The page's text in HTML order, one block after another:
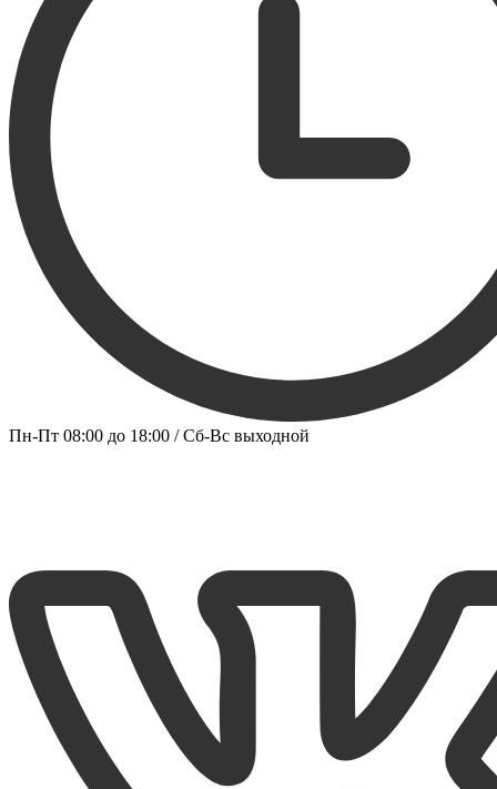
Пн-Пт 08:00 до 18:00 / Сб-Вс выходной